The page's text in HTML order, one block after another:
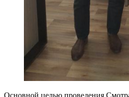
Основной целью проведения